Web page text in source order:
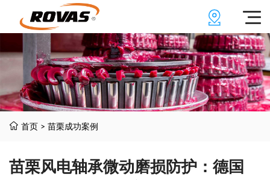
首页 > 苗栗成功案例
苗栗风电轴承微动磨损防护：德国